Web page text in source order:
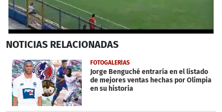
seconds
1
minute,
7
seconds
NOTICIAS RELACIONADAS
FOTOGALERÍAS
Jorge Benguché entraría en el listado
de mejores ventas hechas por Olimpia
en su historia